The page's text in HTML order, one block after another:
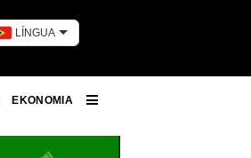
LÍNGUA
EKONOMIA